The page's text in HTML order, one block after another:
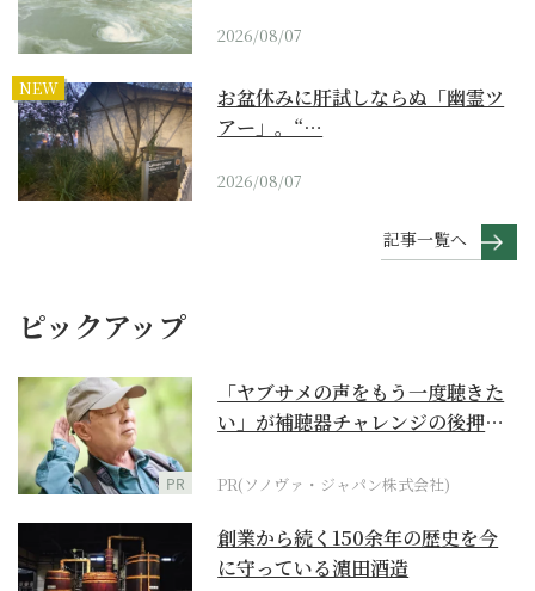
2026/08/07
NEW
お盆休みに肝試しならぬ「幽霊ツ
アー」。“…
2026/08/07
記事一覧へ
ピックアップ
PR
「ヤブサメの声をもう一度聴きた
い」が補聴器チャレンジの後押し
PR(ソノヴァ・ジャパン株式会社)
創業から続く150余年の歴史を今
に守っている濵田酒造